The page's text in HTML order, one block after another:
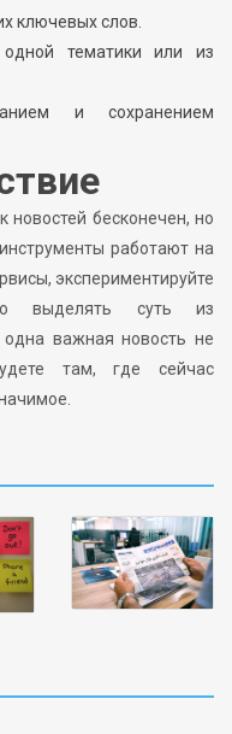
ключевых слов.
одной тематики или из
и сохранением
новостей бесконечен, но
работают на
экспериментируйте
выделять суть из
важная новость не
там, где сейчас